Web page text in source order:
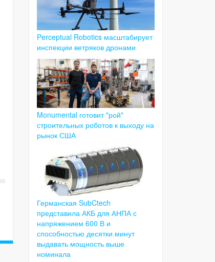
Perceptual Robotics масштабирует
инспекции ветряков дронами
Monumental готовит "рой"
строительных роботов к выходу на
рынок США
Германская SubCtech
представила АКБ для АНПА с
напряжением 600 В и
способностью десятки минут
выдавать мощность выше
номинала